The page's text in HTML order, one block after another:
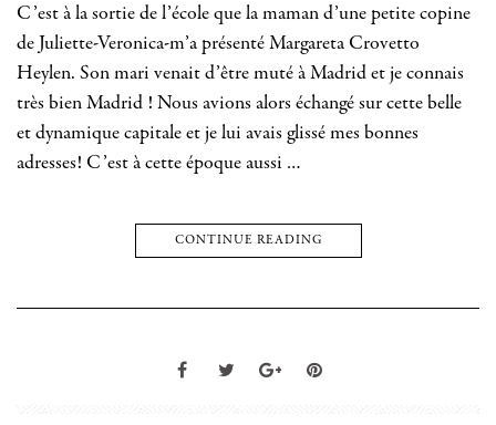
C’est à la sortie de l’école que la maman d’une petite copine
de Juliette-Veronica-m’a présenté Margareta Crovetto
Heylen. Son mari venait d’être muté à Madrid et je connais
très bien Madrid ! Nous avions alors échangé sur cette belle
et dynamique capitale et je lui avais glissé mes bonnes
adresses! C’est à cette époque aussi …
CONTINUE READING